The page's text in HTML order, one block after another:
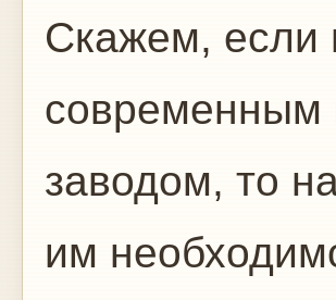
Скажем, если
современным
заводом, то
им